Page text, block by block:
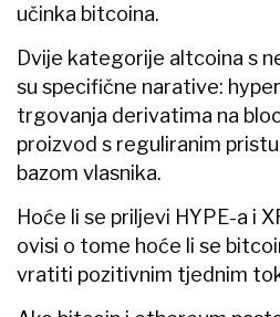
učinka bitcoina.
Dvije kategorije altcoina s
su specifične narative:
trgovanja derivatima na
proizvod s reguliranim
bazom vlasnika.
Hoće li se priljevi HYPE-a i
ovisi o tome hoće li se
vratiti pozitivnim tjednim